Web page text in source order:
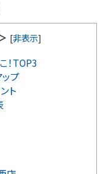
[非表示]
！TOP3
プ
ト